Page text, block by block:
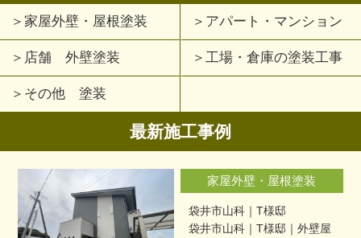
家屋外壁・屋根塗装 アパート・マンション
店舗 外壁塗装 工場・倉庫の塗装工事
その他 塗装
最新施工事例
家屋外壁・屋根塗装
袋井市山科｜T様邸
袋井市山科｜T様邸｜外壁屋